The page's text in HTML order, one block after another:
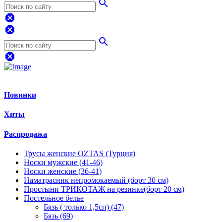
search
dangerous
dangerous
search
dangerous
Новинки
Хиты
Распродажа
Трусы женские OZTAS (Турция)
Носки мужские (41-46)
Носки женские (36-41)
Наматрасник непромокаемый (борт 30 см)
Простыни ТРИКОТАЖ на резинке(борт 20 см)
Постельное белье
Бязь ( только 1,5сп) (47)
Бязь (69)